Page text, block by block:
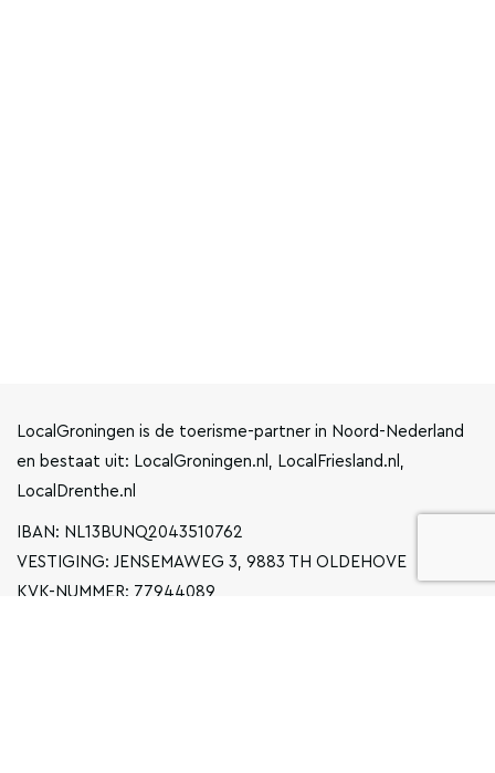
LocalGroningen is de toerisme-partner in Noord-Nederland
en bestaat uit: LocalGroningen.nl, LocalFriesland.nl,
LocalDrenthe.nl
IBAN: NL13BUNQ2043510762
VESTIGING: JENSEMAWEG 3, 9883 TH OLDEHOVE
KVK-NUMMER: 77944089